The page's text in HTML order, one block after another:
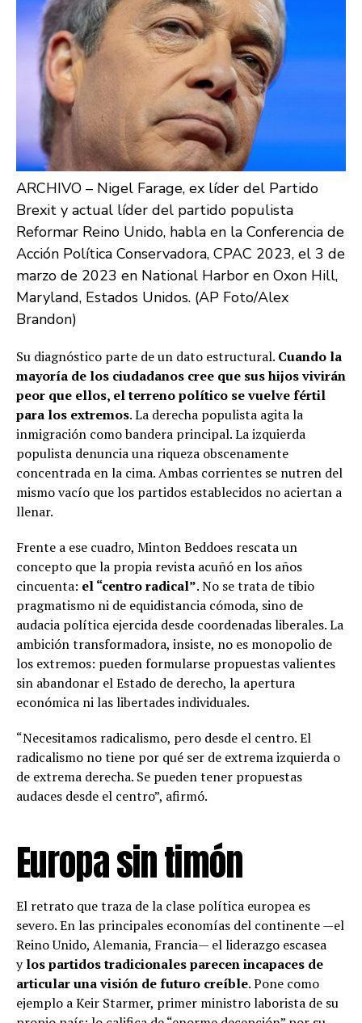
ARCHIVO – Nigel Farage, ex líder del Partido
Brexit y actual líder del partido populista
Reformar Reino Unido, habla en la Conferencia de
Acción Política Conservadora, CPAC 2023, el 3 de
marzo de 2023 en National Harbor en Oxon Hill,
Maryland, Estados Unidos. (AP Foto/Alex
Brandon)
Su diagnóstico parte de un dato estructural. Cuando la
mayoría de los ciudadanos cree que sus hijos vivirán
peor que ellos, el terreno político se vuelve fértil
para los extremos. La derecha populista agita la
inmigración como bandera principal. La izquierda
populista denuncia una riqueza obscenamente
concentrada en la cima. Ambas corrientes se nutren del
mismo vacío que los partidos establecidos no aciertan a
llenar.
Frente a ese cuadro, Minton Beddoes rescata un
concepto que la propia revista acuñó en los años
cincuenta: el “centro radical”. No se trata de tibio
pragmatismo ni de equidistancia cómoda, sino de
audacia política ejercida desde coordenadas liberales. La
ambición transformadora, insiste, no es monopolio de
los extremos: pueden formularse propuestas valientes
sin abandonar el Estado de derecho, la apertura
económica ni las libertades individuales.
“Necesitamos radicalismo, pero desde el centro. El
radicalismo no tiene por qué ser de extrema izquierda o
de extrema derecha. Se pueden tener propuestas
audaces desde el centro”, afirmó.
Europa sin timón
El retrato que traza de la clase política europea es
severo. En las principales economías del continente —el
Reino Unido, Alemania, Francia— el liderazgo escasea
ylos partidos tradicionales parecen incapaces de
articular una visión de futuro creíble. Pone como
ejemplo a Keir Starmer, primer ministro laborista de su